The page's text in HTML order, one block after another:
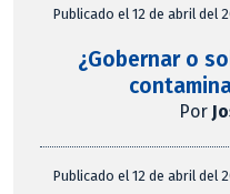
Publicado el 12 de abril del
¿Gobernar o
Por
Publicado el 12 de abril del